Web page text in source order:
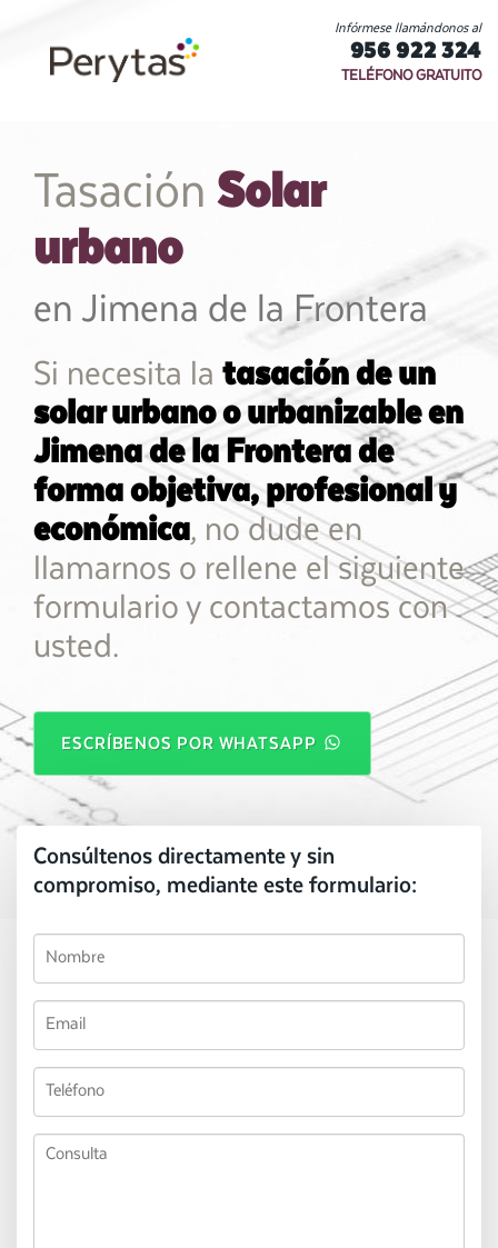
Infórmese llamándonos al
956 922 324
TELÉFONO GRATUITO
Tasación Solar
urbano
en Jimena de la Frontera
Si necesita la tasación de un
solar urbano o urbanizable en
Jimena de la Frontera de
forma objetiva, profesional y
económica, no dude en
llamarnos o rellene el siguiente
formulario y contactamos con
usted.
ESCRÍBENOS POR WHATSAPP
Consúltenos directamente y sin
compromiso, mediante este formulario: